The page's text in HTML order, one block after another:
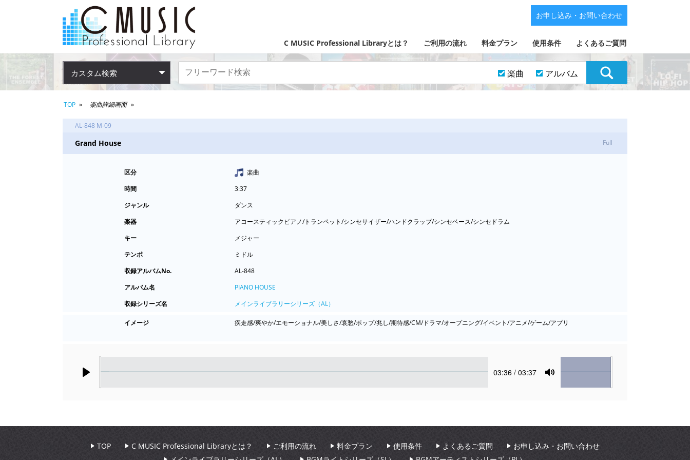
C MUSIC Professional Libraryとは？ ご利用の流れ 料金プラン 使用条件 よくあるご質問
お申し込み・お問い合わせ
カスタム検索 楽曲 アルバム
TOP 楽曲詳細画面
AL-848 M-09
Grand House Full
区分
楽曲
時間
3:37
ジャンル
ダンス
楽器
アコースティックピアノ/トランペット/シンセサイザー/ハンドクラップ/シンセベース/シンセドラム
キー
メジャー
テンポ
ミドル
収録アルバムNo.
AL-848
アルバム名
PIANO HOUSE
収録シリーズ名
メインライブラリーシリーズ（AL）
イメージ 疾走感/爽やか/エモーショナル/美しさ/哀愁/ポップ/兆し/期待感/CM/ドラマ/オープニング/イベント/アニメ/ゲーム/アプリ
Current
03:36 / 03:37
Mute
Volume
TOP C MUSIC Professional Libraryとは？ ご利用の流れ 料金プラン 使用条件 よくあるご質問
お申し込み・お問い合わせ